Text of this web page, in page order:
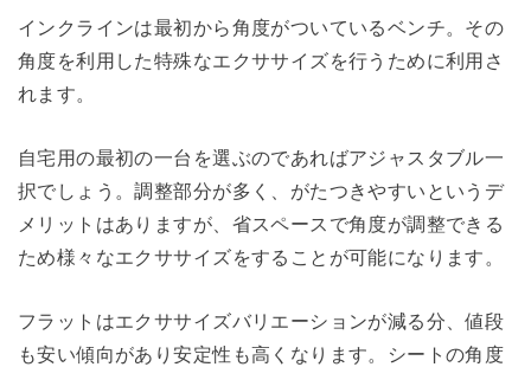
インクラインは最初から角度がついているベンチ。その
角度を利用した特殊なエクササイズを行うために利用さ
れます。
自宅用の最初の一台を選ぶのであればアジャスタブル一
択でしょう。調整部分が多く、がたつきやすいというデ
メリットはありますが、省スペースで角度が調整できる
ため様々なエクササイズをすることが可能になります。
フラットはエクササイズバリエーションが減る分、値段
も安い傾向があり安定性も高くなります。シートの角度